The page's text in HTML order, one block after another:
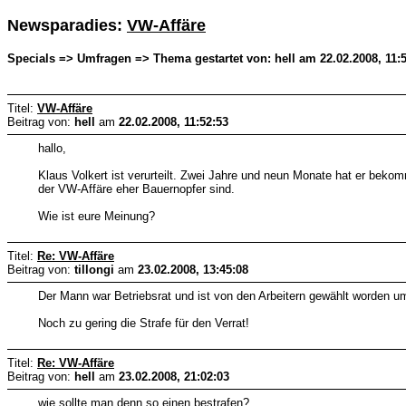
Newsparadies: VW-Affäre
Specials => Umfragen => Thema gestartet von: hell am 22.02.2008,
Titel: VW-Affäre
Beitrag von: hell am 22.02.2008, 11:52:53
hallo,
Klaus Volkert ist verurteilt. Zwei Jahre und neun Monate hat er
der VW-Affäre eher Bauernopfer sind.
Wie ist eure Meinung?
Titel: Re: VW-Affäre
Beitrag von: tillongi am 23.02.2008, 13:45:08
Der Mann war Betriebsrat und ist von den Arbeitern gewählt worden
Noch zu gering die Strafe für den Verrat!
Titel: Re: VW-Affäre
Beitrag von: hell am 23.02.2008, 21:02:03
wie sollte man denn so einen bestrafen?